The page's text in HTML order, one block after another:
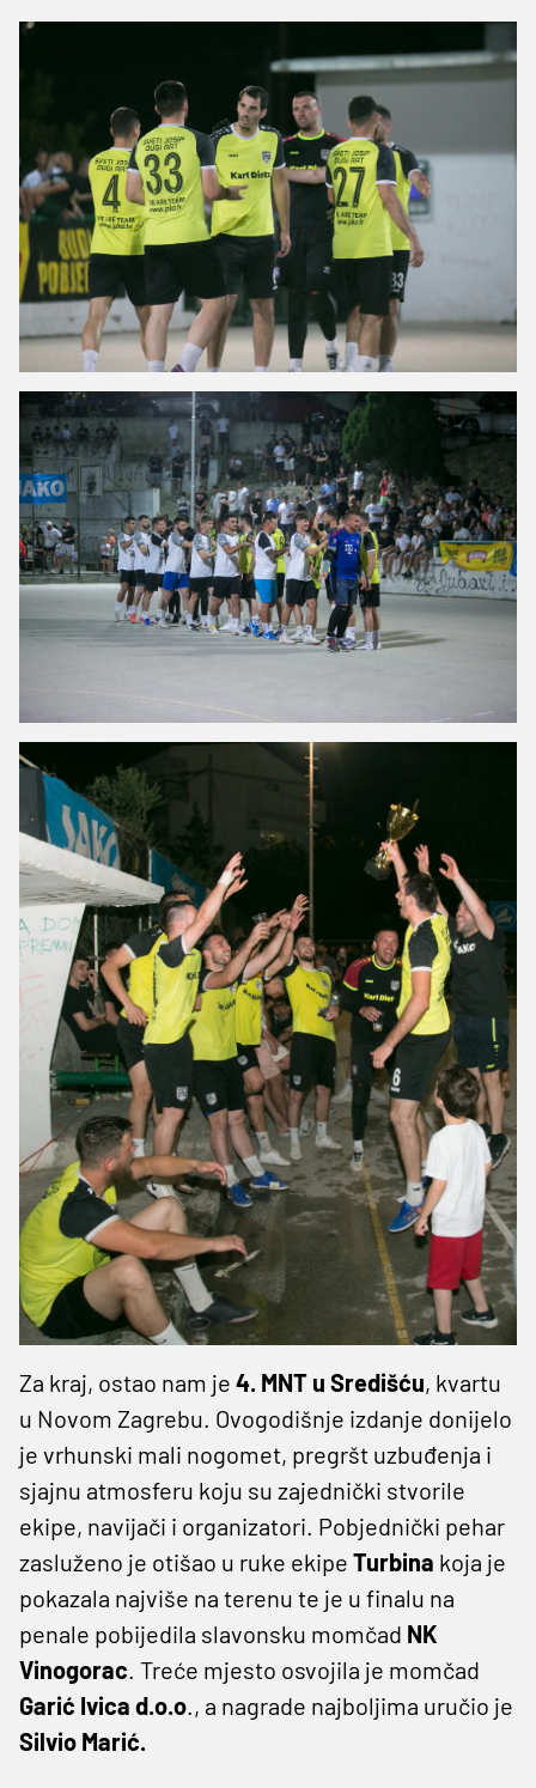
Za kraj, ostao nam je 4. MNT u Središću, kvartu
u Novom Zagrebu. Ovogodišnje izdanje donijelo
je vrhunski mali nogomet, pregršt uzbuđenja i
sjajnu atmosferu koju su zajednički stvorile
ekipe, navijači i organizatori. Pobjednički pehar
zasluženo je otišao u ruke ekipe Turbina koja je
pokazala najviše na terenu te je u finalu na
penale pobijedila slavonsku momčad NK
Vinogorac . Treće mjesto osvojila je momčad
Garić Ivica d.o.o ., a nagrade najboljima uručio je
Silvio Marić.